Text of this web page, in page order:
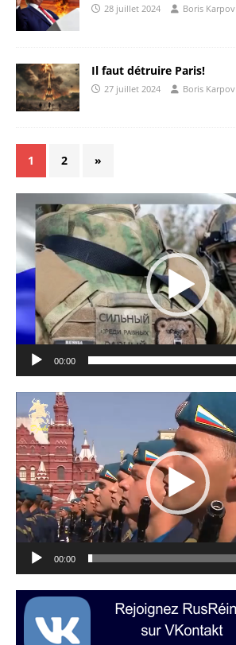
28 juillet 2024 Boris Karpov
Il faut détruire Paris!
27 juillet 2024 Boris Karpov
1 2 »
Lecteur
vidéo
00:00
Lecteur
vidéo
00:00